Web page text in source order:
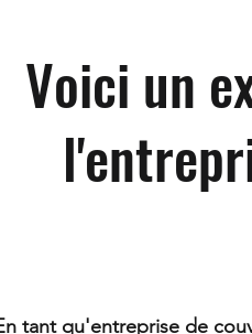
Voici un
tant qu'entreprise de